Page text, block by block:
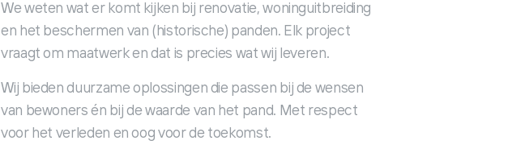
We weten wat er komt kijken bij renovatie, woninguitbreiding
en het beschermen van (historische) panden. Elk project
vraagt om maatwerk en dat is precies wat wij leveren.
Wij bieden duurzame oplossingen die passen bij de wensen
van bewoners én bij de waarde van het pand. Met respect
voor het verleden en oog voor de toekomst.